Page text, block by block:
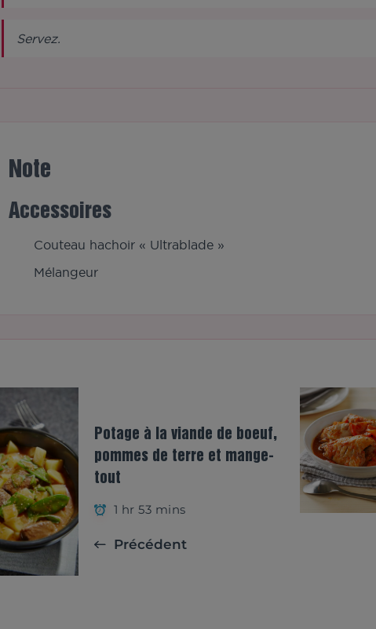
Servez.
Note
Accessoires
Couteau hachoir « Ultrablade »
Mélangeur
Potage à la viande de boeuf,
pommes de terre et mange-
tout
1 hr 53 mins
Précédent